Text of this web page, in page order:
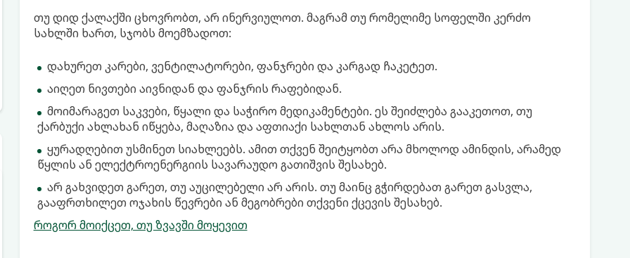
თუ დიდ ქალაქში ცხოვრობთ, არ ინერვიულოთ. მაგრამ თუ რომელიმე სოფელში კერძო
სახლში ხართ, სჯობს მოემზადოთ:
დახურეთ კარები, ვენტილატორები, ფანჯრები და კარგად ჩაკეტეთ.
აიღეთ ნივთები აივნიდან და ფანჯრის რაფებიდან.
მოიმარაგეთ საკვები, წყალი და საჭირო მედიკამენტები. ეს შეიძლება გააკეთოთ, თუ
ქარბუქი ახლახან იწყება, მაღაზია და აფთიაქი სახლთან ახლოს არის.
ყურადღებით უსმინეთ სიახლეებს. ამით თქვენ შეიტყობთ არა მხოლოდ ამინდის, არამედ
წყლის ან ელექტროენერგიის სავარაუდო გათიშვის შესახებ.
არ გახვიდეთ გარეთ, თუ აუცილებელი არ არის. თუ მაინც გჭირდებათ გარეთ გასვლა,
გააფრთხილეთ ოჯახის წევრები ან მეგობრები თქვენი ქცევის შესახებ.
როგორ მოიქცეთ, თუ ზვავში მოყევით